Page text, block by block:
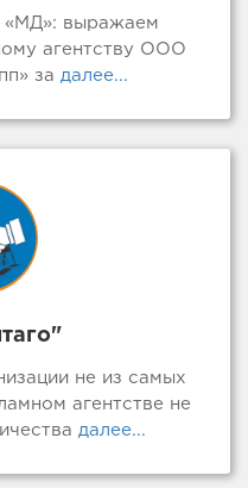
выражаем
агентству ООО
за далее...
не из самых
агентстве не
далее...